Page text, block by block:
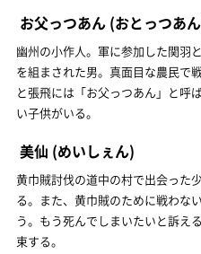
お父っつあん (おとっつあ
幽州の小作人。軍に参加した関羽
を組まされた男。真面目な農民で
と張飛には「お父っつあん」と呼
い子供がいる。
美仙 (めいしぇん)
黄巾賊討伐の道中の村で出会った
る。また、黄巾賊のために戦わな
う。もう死んでしまいたいと訴え
束する。